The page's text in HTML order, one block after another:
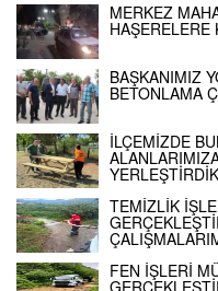
MERKEZ
BAŞKANIMIZ
BETONLAMA
İLÇEMİZDE
YERLEŞTİRDİK
TEMİZLİK
FEN İŞLERİ